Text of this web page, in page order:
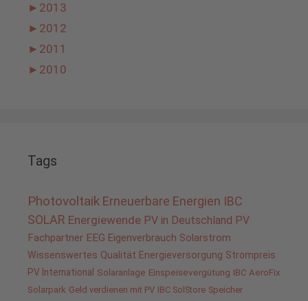
► 2013
► 2012
► 2011
► 2010
Tags
Photovoltaik Erneuerbare Energien IBC
SOLAR Energiewende PV in Deutschland PV
Fachpartner EEG Eigenverbrauch Solarstrom
Wissenswertes Qualität Energieversorgung Strompreis
PV International Solaranlage Einspeisevergütung IBC AeroFix
Solarpark Geld verdienen mit PV IBC SolStore Speicher